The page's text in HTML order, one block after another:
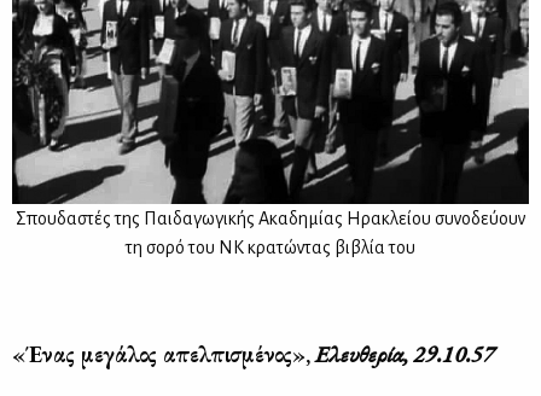
Σπου­δα­στές της Παι­δα­γω­γι­κής Ακα­δη­μί­ας Ηρα­κλεί­ου συ­νο­δεύ­ουν
τη σο­ρό του ΝΚ κρα­τώ­ντας βι­βλία του
«Ένας με­γά­λος απελ­πι­σμέ­νος»,Ελευ­θε­ρία, 29.10.57